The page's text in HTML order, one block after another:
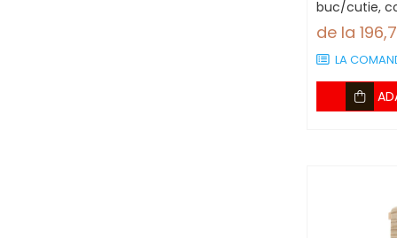
buc/cutie,
66.6 mm
de la
LA